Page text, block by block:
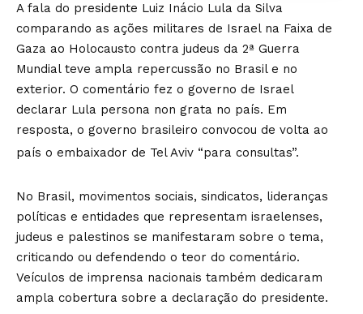
A fala do presidente Luiz Inácio Lula da Silva
comparando as ações militares de Israel na Faixa de
Gaza ao Holocausto contra judeus da 2ª Guerra
Mundial teve ampla repercussão no Brasil e no
exterior. O comentário fez o governo de Israel
declarar Lula persona non grata no país. Em
resposta, o governo brasileiro convocou de volta ao
país o embaixador de Tel Aviv “para consultas”.
No Brasil, movimentos sociais, sindicatos, lideranças
políticas e entidades que representam israelenses,
judeus e palestinos se manifestaram sobre o tema,
criticando ou defendendo o teor do comentário.
Veículos de imprensa nacionais também dedicaram
ampla cobertura sobre a declaração do presidente.